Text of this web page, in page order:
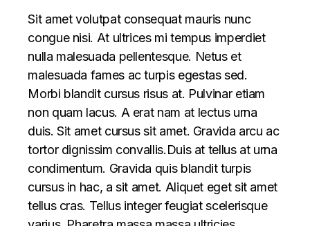
Sit amet volutpat consequat mauris nunc
congue nisi. At ultrices mi tempus imperdiet
nulla malesuada pellentesque. Netus et
malesuada fames ac turpis egestas sed.
Morbi blandit cursus risus at. Pulvinar etiam
non quam lacus. A erat nam at lectus urna
duis. Sit amet cursus sit amet. Gravida arcu ac
tortor dignissim convallis.Duis at tellus at urna
condimentum. Gravida quis blandit turpis
cursus in hac, a sit amet. Aliquet eget sit amet
tellus cras. Tellus integer feugiat scelerisque